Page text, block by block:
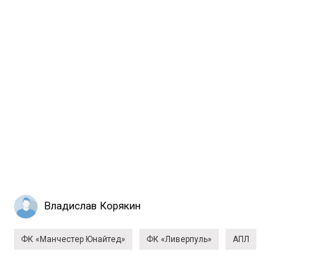
Владислав Корякин
ФК «Манчестер Юнайтед» ФК «Ливерпуль» АПЛ